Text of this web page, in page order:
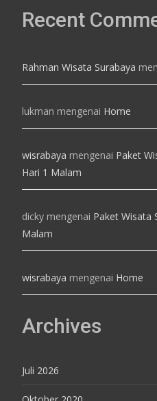
Recent
Rahman Wisata Surabaya
lukman mengenai Home
wisrabaya mengenai Paket
Hari 1 Malam
dicky mengenai Paket Wisata
Malam
wisrabaya mengenai Home
Archives
Juli 2026